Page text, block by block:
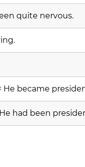
quite nervous.
He became
had been